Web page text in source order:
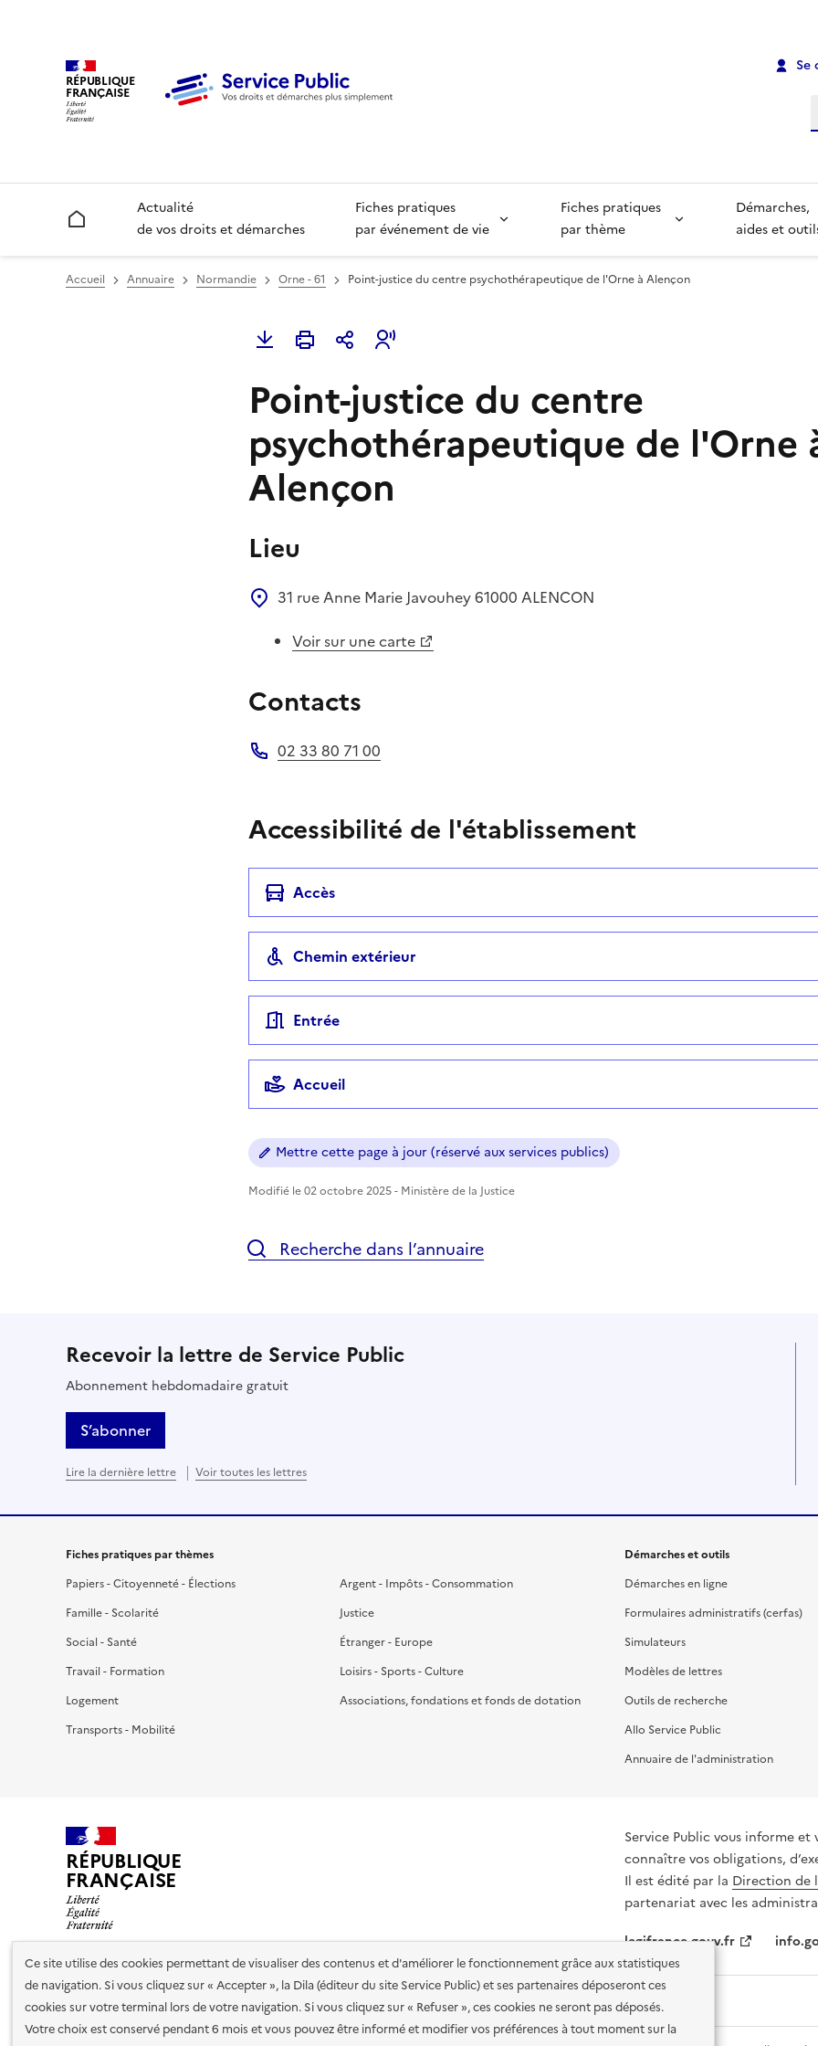
Ce site utilise des cookies permettant de visualiser des contenus et d'améliorer le fonctionnement grâce aux statistiques
de navigation. Si vous cliquez sur « Accepter », la Dila (éditeur du site Service Public) et ses partenaires déposeront ces
cookies sur votre terminal lors de votre navigation. Si vous cliquez sur « Refuser », ces cookies ne seront pas déposés.
Votre choix est conservé pendant 6 mois et vous pouvez être informé et modifier vos préférences à tout moment sur la
RÉPUBLIQUE
FRANÇAISE
Se
Accueil
Actualité
de vos droits et démarches
Fiches pratiques
par événement de vie
Fiches pratiques
par thème
Démarches,
aides et
Accueil Annuaire Normandie Orne - 61 Point-justice du centre psychothérapeutique de l'Orne à Alençon
Point-justice du centre
psychothérapeutique de l'Orne
Alençon
Lieu
31 rue Anne Marie Javouhey61000 ALENCON
Voir sur une carte
Contacts
02 33 80 71 00
Accessibilité de l'établissement
Accès
Chemin extérieur
Entrée
Accueil
Mettre cette page à jour (réservé aux services publics)
Modifié le 02 octobre 2025 - Ministère de la Justice
Recherche dans l’annuaire
Recevoir la lettre de Service Public
Abonnement hebdomadaire gratuit
S’abonner
Lire la dernière lettre Voir toutes les lettres
Fiches pratiques par thèmes
Papiers - Citoyenneté - Élections
Famille - Scolarité
Social - Santé
Travail - Formation
Logement
Transports - Mobilité
Argent - Impôts - Consommation
Justice
Étranger - Europe
Loisirs - Sports - Culture
Associations, fondations et fonds de dotation
Démarches et outils
Démarches en ligne
Formulaires administratifs (cerfas)
Simulateurs
Modèles de lettres
Outils de recherche
Allo Service Public
Annuaire de l'administration
RÉPUBLIQUE
FRANÇAISE
Service Public vous informe
connaître vos obligations,
Il est édité par la Direction de
partenariat avec les
legifrance.gouv.fr
Nos partenaires